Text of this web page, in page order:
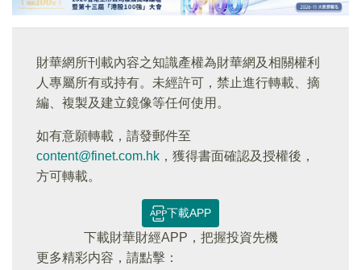
財華網所刊載內容之知識產權為財華網及相關權利
人專屬所有或持有。未經許可，禁止進行轉載、摘
編、複製及建立鏡像等任何使用。
如有意願轉載，請發郵件至
content@finet.com.hk ，獲得書面確認及授權後，
方可轉載。
下載APP
下載財華財經APP，把握投資先機
更多精彩内容，請點擊：